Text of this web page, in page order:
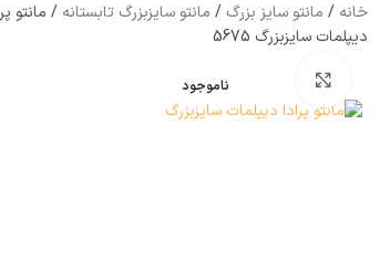
خانه مانتو سایز بزرگ مانتو سایزبزرگ تابستانه
مانتو
دیپلمات سایزبزرگ 5675
ناموجود
بزرگنمایی تصویر